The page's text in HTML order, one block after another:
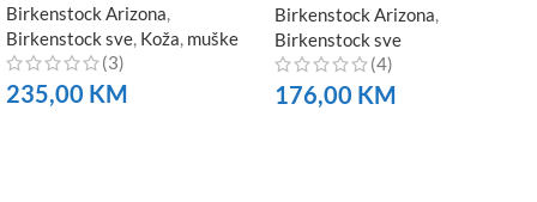
Birkenstock Arizona
Birkenstock sve Koža muške
(3)
235,00 KM
Birkenstock Arizona
Birkenstock sve
(4)
176,00 KM